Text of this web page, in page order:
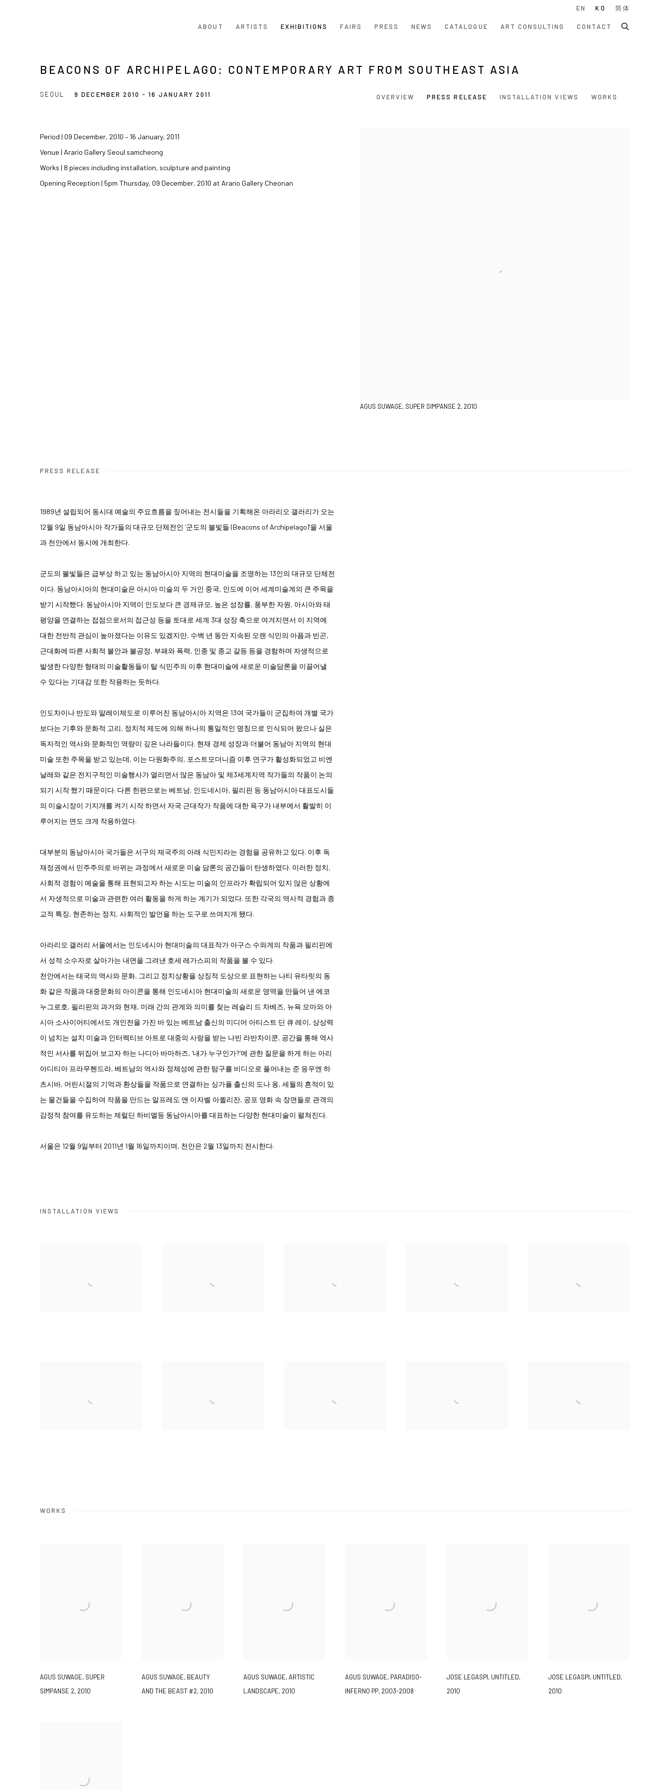
ABOUT ARTISTS EXHIBITIONS FAIRS PRESS NEWS CATALOGUE ART CONSULTING CONTACT
EN KO 简体
BEACONS OF ARCHIPELAGO: CONTEMPORARY ART FROM SOUTHEAST ASIA
9 DECEMBER 2010 - 16 JANUARY 2011
SEOUL OVERVIEW PRESS RELEASE INSTALLATION VIEWS WORKS
AGUS SUWAGE, SUPER SIMPANSE 2, 2010
Period | 09 December, 2010 – 16 January, 2011
Venue | Arario Gallery Seoul samcheong
Works | 8 pieces including installation, sculpture and painting
Opening Reception | 5pm Thursday, 09 December, 2010 at Arario Gallery Cheonan
PRESS RELEASE
1989년 설립되어 동시대 예술의 주요흐름을 짚어내는 전시들을 기획해온 아라리오 갤러리가 오는
12월 9일 동남아시아 작가들의 대규모 단체전인 ‘군도의 불빛들 (Beacons of Archipelago)’을 서울
과 천안에서 동시에 개최한다.
군도의 불빛들은 급부상 하고 있는 동남아시아 지역의 현대미술을 조명하는 13인의 대규모 단체전
이다. 동남아시아의 현대미술은 아시아 미술의 두 거인 중국, 인도에 이어 세계미술계의 큰 주목을
받기 시작했다. 동남아시아 지역이 인도보다 큰 경제규모, 높은 성장률, 풍부한 자원, 아시아와 태
평양을 연결하는 접점으로서의 접근성 등을 토대로 세계 3대 성장 축으로 여겨지면서 이 지역에
대한 전반적 관심이 높아졌다는 이유도 있겠지만, 수백 년 동안 지속된 오랜 식민의 아픔과 빈곤,
근대화에 따른 사회적 불안과 불공정, 부패와 폭력, 인종 및 종교 갈등 등을 경험하며 자생적으로
발생한 다양한 형태의 미술활동들이 탈 식민주의 이후 현대미술에 새로운 미술담론을 이끌어낼
수 있다는 기대감 또한 작용하는 듯하다.
인도차이나 반도와 말레이제도로 이루어진 동남아시아 지역은 13여 국가들이 군집하여 개별 국가
보다는 기후와 문화적 고리, 정치적 제도에 의해 하나의 통일적인 명칭으로 인식되어 왔으나 실은
독자적인 역사와 문화적인 역량이 깊은 나라들이다. 현재 경제 성장과 더불어 동남아 지역의 현대
미술 또한 주목을 받고 있는데, 이는 다원화주의, 포스트모더니즘 이후 연구가 활성화되었고 비엔
날레와 같은 전지구적인 미술행사가 열리면서 많은 동남아 및 제3세계지역 작가들의 작품이 논의
되기 시작 했기 때문이다. 다른 한편으로는 베트남, 인도네시아, 필리핀 등 동남아시아 대표도시들
의 미술시장이 기지개를 켜기 시작 하면서 자국 근대작가 작품에 대한 욕구가 내부에서 활발히 이
루어지는 면도 크게 작용하였다.
대부분의 동남아시아 국가들은 서구의 제국주의 아래 식민지라는 경험을 공유하고 있다. 이후 독
재정권에서 민주주의로 바뀌는 과정에서 새로운 미술 담론의 공간들이 탄생하였다. 이러한 정치,
사회적 경험이 예술을 통해 표현되고자 하는 시도는 미술의 인프라가 확립되어 있지 않은 상황에
서 자생적으로 미술과 관련한 여러 활동을 하게 하는 계기가 되었다. 또한 각국의 역사적 경험과 종
교적 특징, 현존하는 정치, 사회적인 발언을 하는 도구로 쓰여지게 됐다.
아라리오 갤러리 서울에서는 인도네시아 현대미술의 대표작가 아구스 수와게의 작품과 필리핀에
서 성적 소수자로 살아가는 내면을 그려낸 호세 레가스피의 작품을 볼 수 있다.
천안에서는 태국의 역사와 문화, 그리고 정치상황을 상징적 도상으로 표현하는 나티 유타릿의 동
화 같은 작품과 대중문화의 아이콘을 통해 인도네시아 현대미술의 새로운 영역을 만들어 낸 에코
누그로호, 필리핀의 과거와 현재, 미래 간의 관계와 의미를 찾는 레슬리 드 차베즈, 뉴욕 모마와 아
시아 소사이어티에서도 개인전을 가진 바 있는 베트남 출신의 미디어 아티스트 딘 큐 레이, 상상력
이 넘치는 설치 미술과 인터렉티브 아트로 대중의 사랑을 받는 나빈 라반차이쿤, 공간을 통해 역사
적인 서사를 뒤집어 보고자 하는 나디아 바마하즈, ‘내가 누구인가?’에 관한 질문을 하게 하는 아리
아디티아 프라무헨드라, 베트남의 역사와 정체성에 관한 탐구를 비디오로 풀어내는 준 응우엔 하
츠시바, 어린시절의 기억과 환상들을 작품으로 연결하는 싱가폴 출신의 도나 옹, 세월의 흔적이 있
는 물건들을 수집하여 작품을 만드는 알프레도 앤 이자벨 아퀼리잔, 공포 영화 속 장면들로 관객의
감정적 참여를 유도하는 제럴딘 하비엘등 동남아시아를 대표하는 다양한 현대미술이 펼쳐진다.
서울은 12월 9일부터 2011년 1월 16일까지이며, 천안은 2월 13일까지 전시한다.
INSTALLATION VIEWS
WORKS
AGUS SUWAGE, SUPER
SIMPANSE 2, 2010
AGUS SUWAGE, BEAUTY
AND THE BEAST #2, 2010
AGUS SUWAGE, ARTISTIC
LANDSCAPE, 2010
AGUS SUWAGE, PARADISO-
INFERNO PP, 2003-2008
JOSE LEGASPI, UNTITLED,
2010
JOSE LEGASPI, UNTITLED,
2010